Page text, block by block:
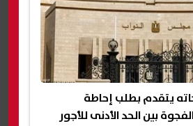
يتقدم بطلب إحاطة
بين الحد الأدنى للأجور